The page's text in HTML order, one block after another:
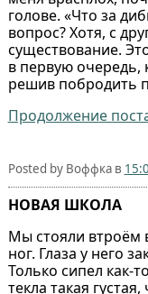
голове. «Что за
вопрос? Хотя, с
существование.
в первую очередь,
решив побродить
Продолжение
Posted by Воффка в
НОВАЯ ШКОЛА
Мы стояли втроём
ног. Глаза у него
Только сипел как-
текла такая